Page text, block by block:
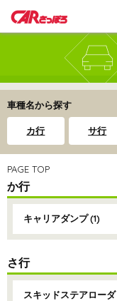
車種名から探す
カ行 サ行
PAGE TOP
か行
キャリアダンプ (1)
さ行
スキッドステアローダ